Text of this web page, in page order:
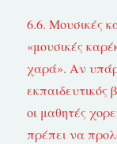
6.6. Μουσικές
«μουσικές
χαρά». Αν
εκπαιδευτικός
οι μαθητές
πρέπει να